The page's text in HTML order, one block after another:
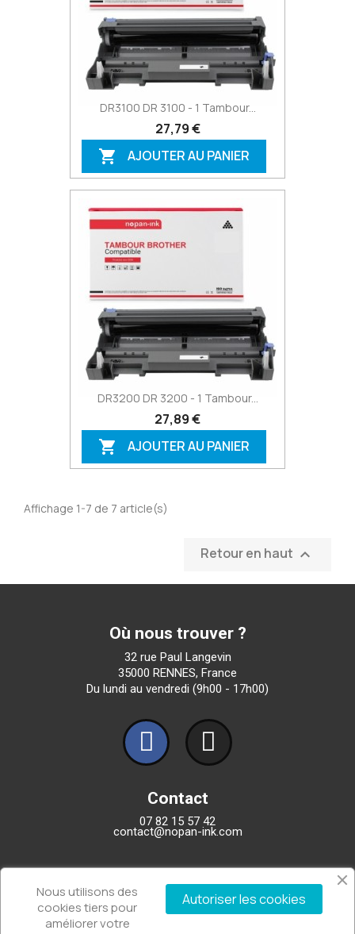
DR3100 DR 3100 - 1 Tambour...
27,79 €
 AJOUTER AU PANIER
DR3200 DR 3200 - 1 Tambour...
27,89 €
 AJOUTER AU PANIER
Affichage 1-7 de 7 article(s)
Retour en haut 
Où nous trouver ?
32 rue Paul Langevin
35000 RENNES, France
Du lundi au vendredi (9h00 - 17h00)
Contact
07 82 15 57 42
contact@nopan-ink.com
Entreprise
Qui sommes-nous ?
FAQ
Nous utilisons des
cookies tiers pour
améliorer votre
Autoriser les cookies